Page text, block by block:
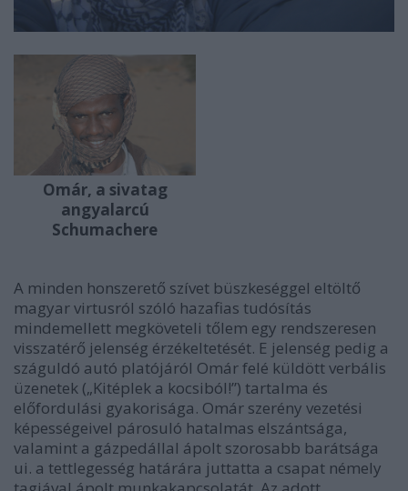
Omár, a sivatag
angyalarcú
Schumachere
A minden honszerető szívet büszkeséggel eltöltő
magyar virtusról szóló hazafias tudósítás
mindemellett megköveteli tőlem egy rendszeresen
visszatérő jelenség érzékeltetését. E jelenség pedig a
száguldó autó platójáról Omár felé küldött verbális
üzenetek („Kitéplek a kocsiból!”) tartalma és
előfordulási gyakorisága. Omár szerény vezetési
képességeivel párosuló hatalmas elszántsága,
valamint a gázpedállal ápolt szorosabb barátsága
ui. a tettlegesség határára juttatta a csapat némely